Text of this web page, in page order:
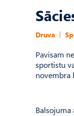
Druva
Pavisam
sportistu
novembra